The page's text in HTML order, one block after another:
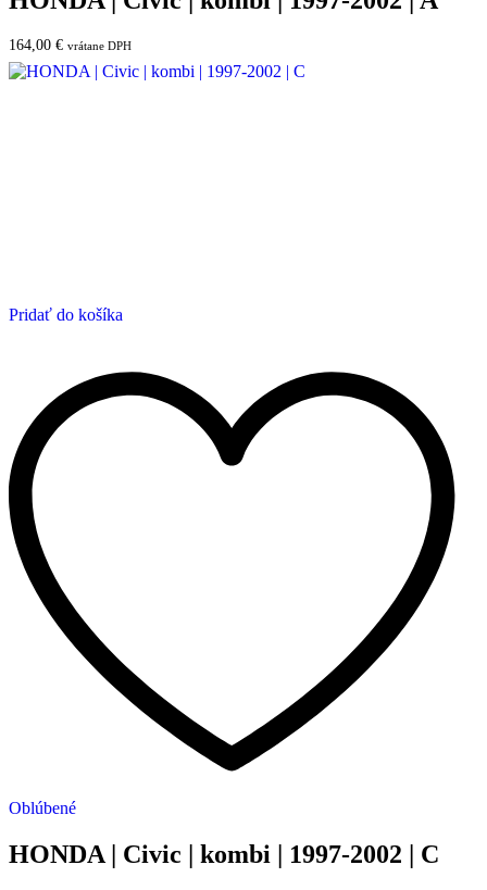
164,00 € vrátane DPH
Pridať do košíka
Oblúbené
HONDA | Civic | kombi | 1997-2002 | C